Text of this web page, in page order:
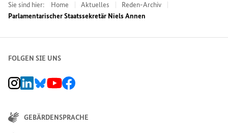
Sie sind hier: Home Aktuelles
Reden-Archiv
Parlamentarischer Staatssekretär Niels Annen
FOLGEN SIE UNS
BMZ Instagram-Kanal, Externer Link
BMZ LinkedIn Unternehmensseite, Externer Link
BMZ Bluesky-Seite, Externer Link
BMZ Youtube-Kanal, Externer Link
BMZ Facebook-Seite, Externer Link
GEBÄRDENSPRACHE